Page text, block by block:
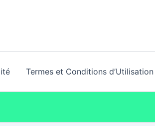
Termes et Conditions d’Utilisation